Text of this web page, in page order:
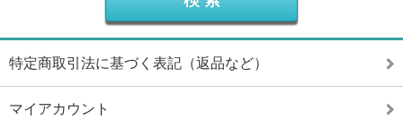
特定商取引法に基づく表記（返品など）
マイアカウント